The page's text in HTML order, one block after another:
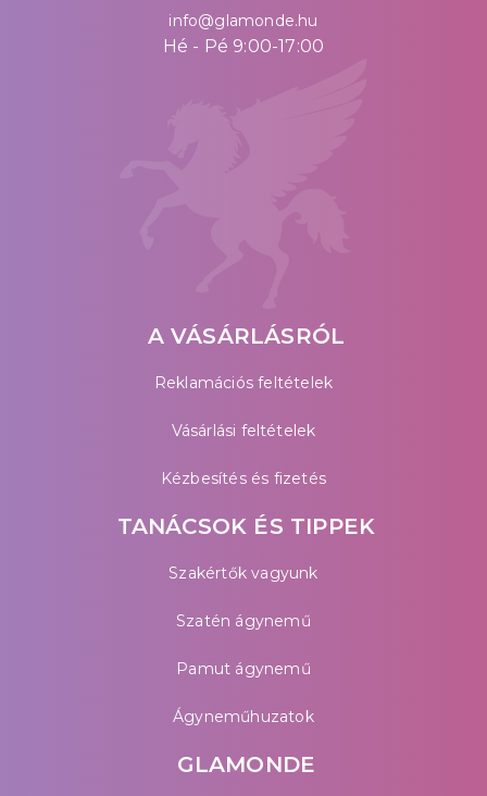
info@glamonde.hu
Hé - Pé 9:00-17:00
A VÁSÁRLÁSRÓL
Reklamációs feltételek
Vásárlási feltételek
Kézbesítés és fizetés
TANÁCSOK ÉS TIPPEK
Szakértők vagyunk
Szatén ágynemű
Pamut ágynemű
Ágyneműhuzatok
GLAMONDE